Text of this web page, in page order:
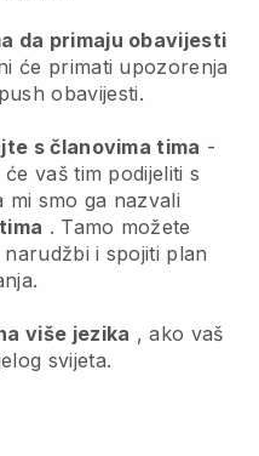
da primaju obavijesti
će primati upozorenja
obavijesti.
s članovima tima -
vaš tim podijeliti s
mi smo ga nazvali
. Tamo možete
i spojiti plan
više jezika , ako vaš
svijeta.